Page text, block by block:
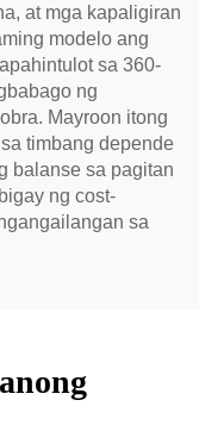
at mga kapaligiran
modelo ang
sa 360-
ng
Mayroon itong
timbang depende
balanse sa pagitan
ng cost-
sa